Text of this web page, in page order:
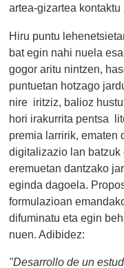
artea-gizartea
Hiru puntu
bat egin nahi nuela
gogor aritu nintzen,
puntuetan hotzago
nire iritziz, balioz
hori irakurrita pentsa
premia larririk, ematen
digitalizazio lan
eremuetan dantzako
eginda dagoela.
formulazioan
difuminatu eta egin
nuen. Adibidez:
"Desarrollo de un